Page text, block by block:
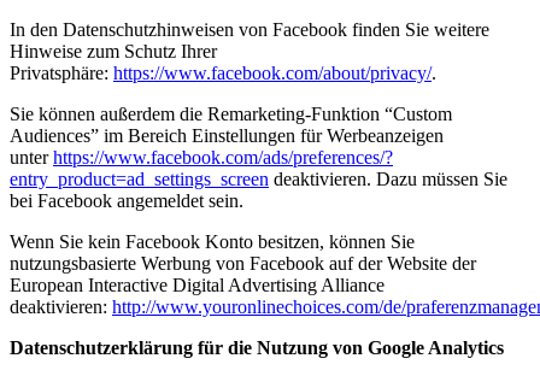
In den Datenschutzhinweisen von Facebook finden Sie weitere
Hinweise zum Schutz Ihrer
Privatsphäre: https://www.facebook.com/about/privacy/.
Sie können außerdem die Remarketing-Funktion “Custom
Audiences” im Bereich Einstellungen für Werbeanzeigen
unterhttps://www.facebook.com/ads/preferences/?
entry_product=ad_settings_screen deaktivieren. Dazu müssen Sie
bei Facebook angemeldet sein.
Wenn Sie kein Facebook Konto besitzen, können Sie
nutzungsbasierte Werbung von Facebook auf der Website der
European Interactive Digital Advertising Alliance
deaktivieren: http://www.youronlinechoices.com/de/
Datenschutzerklärung für die Nutzung von Google Analytics